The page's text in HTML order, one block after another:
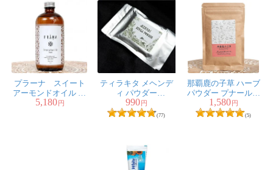
プラーナ スイート
アーモンドオイル オ
ーガニック 500ml
5,180 円
ティラキタ メヘンデ
ィ パウダー
100g[Mehndi Powder]
990 円
(77)
那覇鹿の子草 ハーブ
パウダー プナールナ
バ PUNARNAVA
30g【石垣島アーユル
1,580 円
(5)